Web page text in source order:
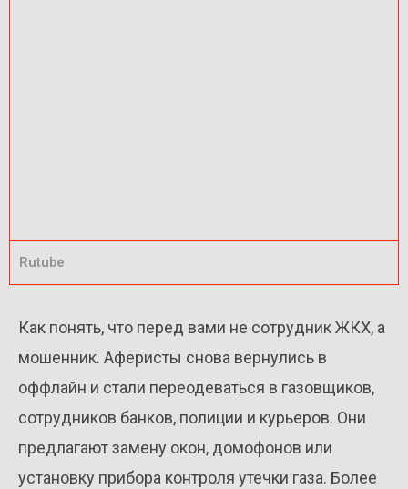
Rutube
Как понять, что перед вами не сотрудник ЖКХ, а
мошенник. Аферисты снова вернулись в
оффлайн и стали переодеваться в газовщиков,
сотрудников банков, полиции и курьеров. Они
предлагают замену окон, домофонов или
установку прибора контроля утечки газа. Более